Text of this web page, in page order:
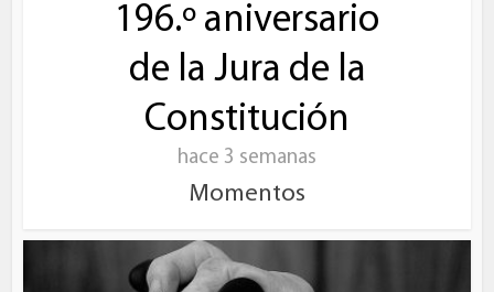
196.º aniversario
de la Jura de la
Constitución
hace 3 semanas
Momentos